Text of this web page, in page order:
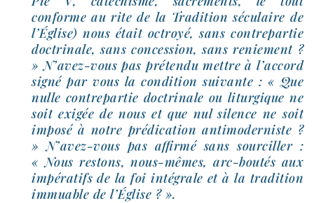
conforme au rite de la Tradition sécu­laire de
l’Église) nous était octroyé, sans contre­par­tie
doc­tri­nale, sans conces­sion, sans renie­ment ?
» N’avez-​vous pas pré­ten­du mettre à l’ac­cord
signé par vous la condi­tion sui­vante : « Que
nulle contre­par­tie doc­tri­nale ou litur­gique ne
soit exi­gée de nous et que nul silence ne soit
impo­sé à notre pré­di­ca­tion anti­mo­der­niste ?
» N’avez-​vous pas affir­mé sans sour­ciller :
« Nous res­tons, nous-​mêmes, arc-​boutés aux
impé­ra­tifs de la foi inté­grale et à la tra­di­tion
immuable de l’Église ? ».